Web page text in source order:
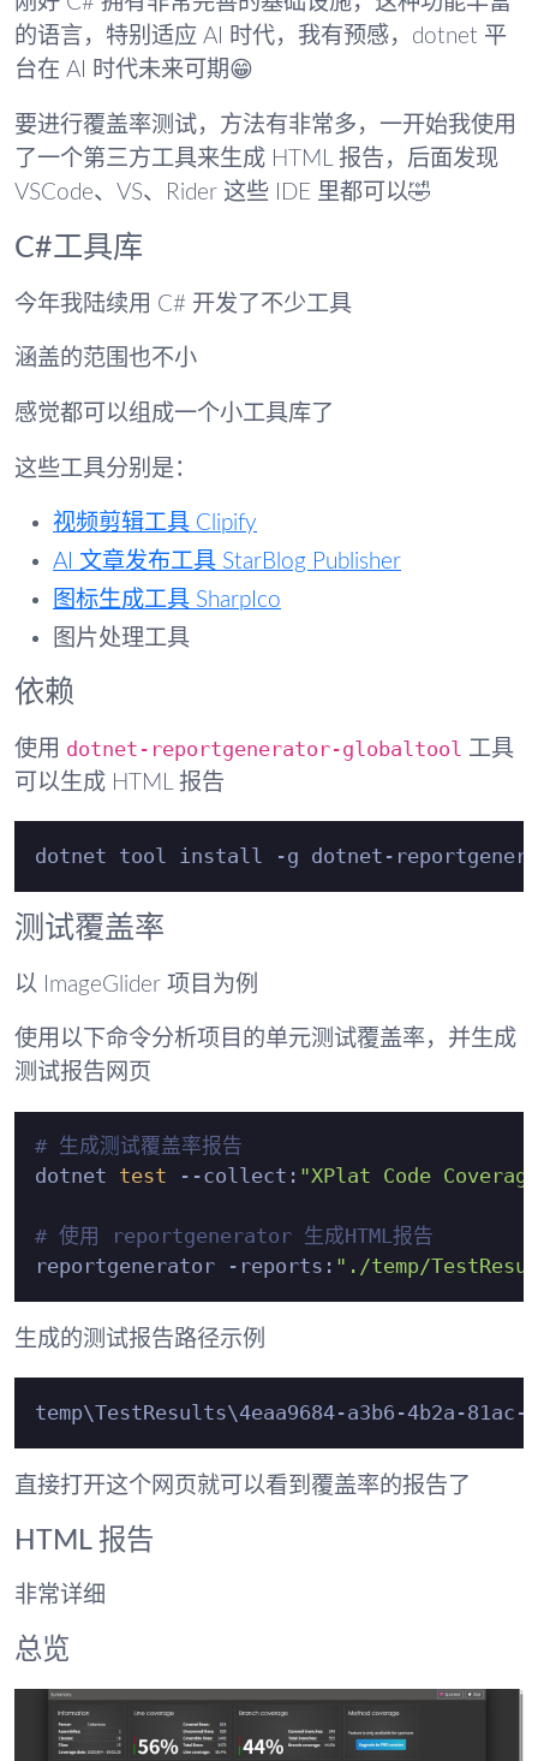
的语言，特别适应 AI 时代，我有预感，dotnet 平
台在 AI 时代未来可期😁
要进行覆盖率测试，方法有非常多，一开始我使用
了一个第三方工具来生成 HTML 报告，后面发现
VSCode、VS、Rider 这些 IDE 里都可以🤣
C#工具库
今年我陆续用 C# 开发了不少工具
涵盖的范围也不小
感觉都可以组成一个小工具库了
这些工具分别是：
视频剪辑工具 Clipify
AI 文章发布工具 StarBlog Publisher
图标生成工具 SharpIco
图片处理工具
依赖
使用 dotnet-reportgenerator-globaltool 工具
可以生成 HTML 报告
测试覆盖率
以 ImageGlider 项目为例
使用以下命令分析项目的单元测试覆盖率，并生成
测试报告网页
# 生成测试覆盖率报告
dotnet test --collect: "XPlat Code
# 使用 reportgenerator 生成HTML报告
reportgenerator -reports: "./temp/
生成的测试报告路径示例
直接打开这个网页就可以看到覆盖率的报告了
HTML 报告
非常详细
总览